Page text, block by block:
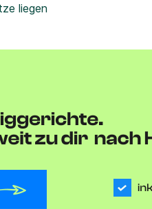
liegen